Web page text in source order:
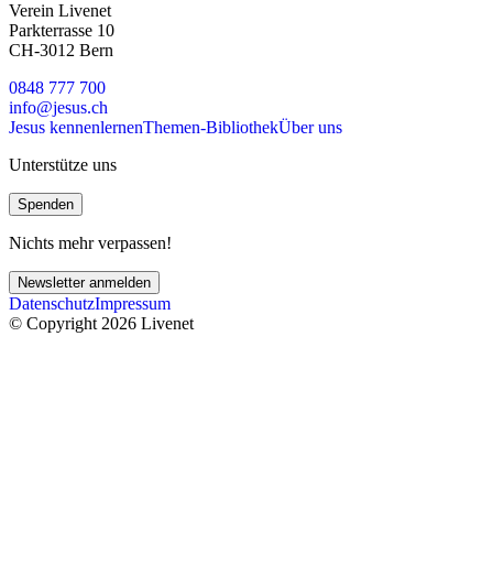
Verein Livenet
Parkterrasse 10
CH-3012 Bern
0848 777 700
info@jesus.ch
Jesus kennenlernenThemen-BibliothekÜber uns
Unterstütze uns
Spenden
Nichts mehr verpassen!
Newsletter anmelden
DatenschutzImpressum
© Copyright 2026 Livenet